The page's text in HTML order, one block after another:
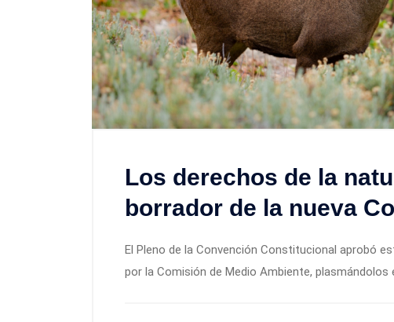
Los derechos de la
borrador de la nueva
El Pleno de la Convención Constitucional aprobó
por la Comisión de Medio Ambiente,